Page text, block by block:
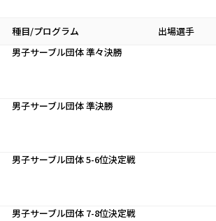
種目/プログラム
出場選手
男子サーブル団体 準々決勝
男子サーブル団体 準決勝
男子サーブル団体 5-6位決定戦
男子サーブル団体 7-8位決定戦